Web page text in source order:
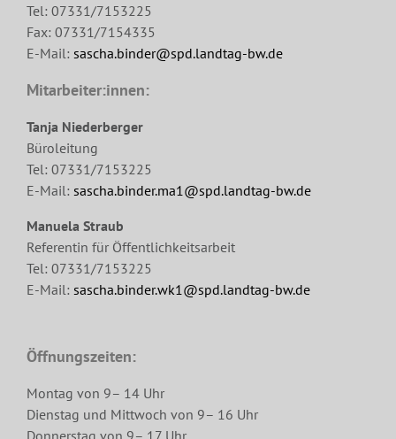
Tel: 07331/7153225
Fax: 07331/7154335
E-Mail: sascha.binder@spd.landtag-bw.de
Mitarbeiter:innen:
Tanja Niederberger
Büroleitung
Tel: 07331/7153225
E-Mail: sascha.binder.ma1@spd.landtag-bw.de
Manuela Straub
Referentin für Öffentlichkeitsarbeit
Tel: 07331/7153225
E-Mail: sascha.binder.wk1@spd.landtag-bw.de
Öffnungszeiten:
Montag von 9– 14 Uhr
Dienstag und Mittwoch von 9– 16 Uhr